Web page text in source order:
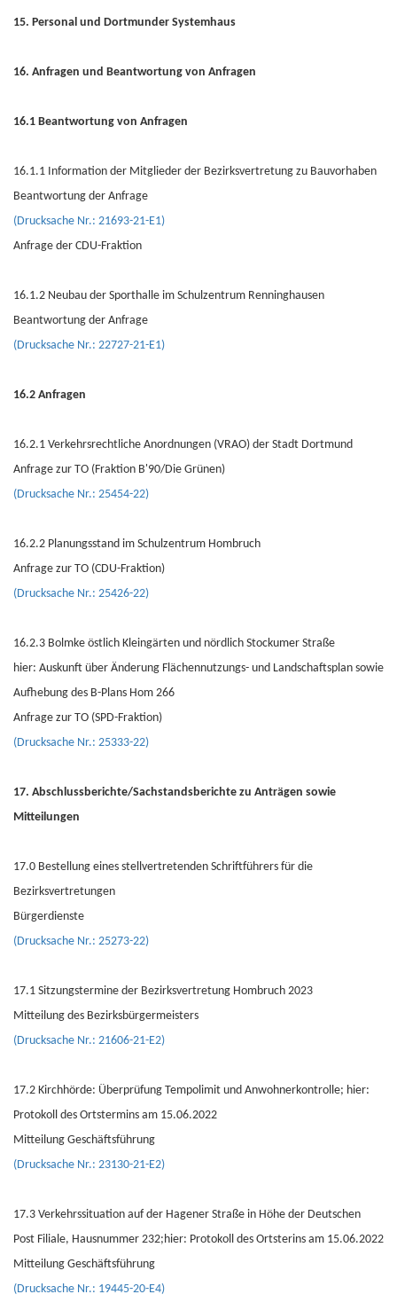
15. Personal und Dortmunder Systemhaus
16. Anfragen und Beantwortung von Anfragen
16.1 Beantwortung von Anfragen
16.1.1 Information der Mitglieder der Bezirksvertretung zu Bauvorhaben
Beantwortung der Anfrage
(Drucksache Nr.: 21693-21-E1)
Anfrage der CDU-Fraktion
16.1.2 Neubau der Sporthalle im Schulzentrum Renninghausen
Beantwortung der Anfrage
(Drucksache Nr.: 22727-21-E1)
16.2 Anfragen
16.2.1 Verkehrsrechtliche Anordnungen (VRAO) der Stadt Dortmund
Anfrage zur TO (Fraktion B'90/Die Grünen)
(Drucksache Nr.: 25454-22)
16.2.2 Planungsstand im Schulzentrum Hombruch
Anfrage zur TO (CDU-Fraktion)
(Drucksache Nr.: 25426-22)
16.2.3 Bolmke östlich Kleingärten und nördlich Stockumer Straße
hier: Auskunft über Änderung Flächennutzungs- und Landschaftsplan sowie
Aufhebung des B-Plans Hom 266
Anfrage zur TO (SPD-Fraktion)
(Drucksache Nr.: 25333-22)
17. Abschlussberichte/Sachstandsberichte zu Anträgen sowie
Mitteilungen
17.0 Bestellung eines stellvertretenden Schriftführers für die
Bezirksvertretungen
Bürgerdienste
(Drucksache Nr.: 25273-22)
17.1 Sitzungstermine der Bezirksvertretung Hombruch 2023
Mitteilung des Bezirksbürgermeisters
(Drucksache Nr.: 21606-21-E2)
17.2 Kirchhörde: Überprüfung Tempolimit und Anwohnerkontrolle; hier:
Protokoll des Ortstermins am 15.06.2022
Mitteilung Geschäftsführung
(Drucksache Nr.: 23130-21-E2)
17.3 Verkehrssituation auf der Hagener Straße in Höhe der Deutschen
Post Filiale, Hausnummer 232;hier: Protokoll des Ortsterins am 15.06.2022
Mitteilung Geschäftsführung
(Drucksache Nr.: 19445-20-E4)